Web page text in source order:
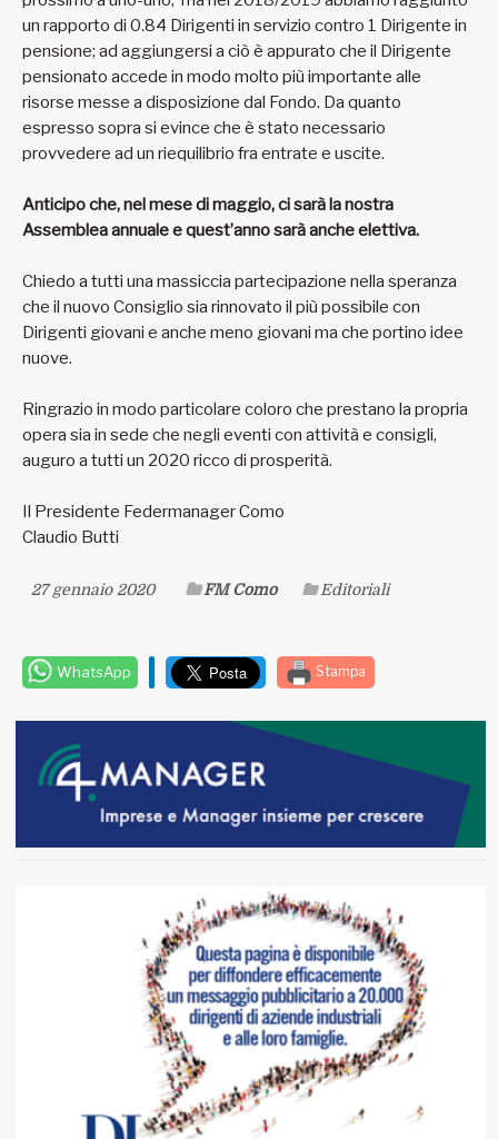
un rapporto di 0.84 Dirigenti in servizio contro 1 Dirigente in
pensione; ad aggiungersi a ciò è appurato che il Dirigente
pensionato accede in modo molto più importante alle
risorse messe a disposizione dal Fondo. Da quanto
espresso sopra si evince che è stato necessario
provvedere ad un riequilibrio fra entrate e uscite.
Anticipo che, nel mese di maggio, ci sarà la nostra
Assemblea annuale e quest’anno sarà anche elettiva.
Chiedo a tutti una massiccia partecipazione nella speranza
che il nuovo Consiglio sia rinnovato il più possibile con
Dirigenti giovani e anche meno giovani ma che portino idee
nuove.
Ringrazio in modo particolare coloro che prestano la propria
opera sia in sede che negli eventi con attività e consigli,
auguro a tutti un 2020 ricco di prosperità.
Il Presidente Federmanager Como
Claudio Butti
27 gennaio 2020 FM Como Editoriali
WhatsApp Stampa